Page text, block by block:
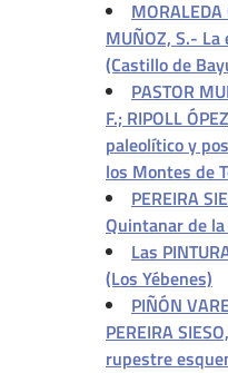
MUÑOZ, S.-
(Castillo de
PASTOR
F.; RIPOLL
paleolítico y
los Montes de
PEREIRA
Quintanar de
Las
(Los Yébenes)
PIÑÓN
PEREIRA
rupestre